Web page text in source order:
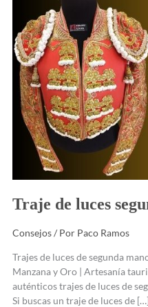
Traje de luces
Consejos/ Por Paco Ramos
Trajes de luces de segunda
Manzana y Oro | Artesanía
auténticos trajes de luces de
Si buscas un traje de luces de